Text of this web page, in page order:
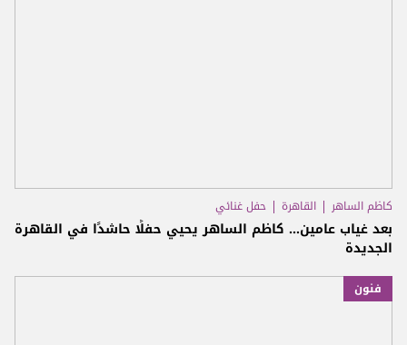
كاظم الساهر القاهرة حفل غنائي
بعد غياب عامين... كاظم الساهر يحيي حفلًا حاشدًا في القاهرة
الجديدة
فنون